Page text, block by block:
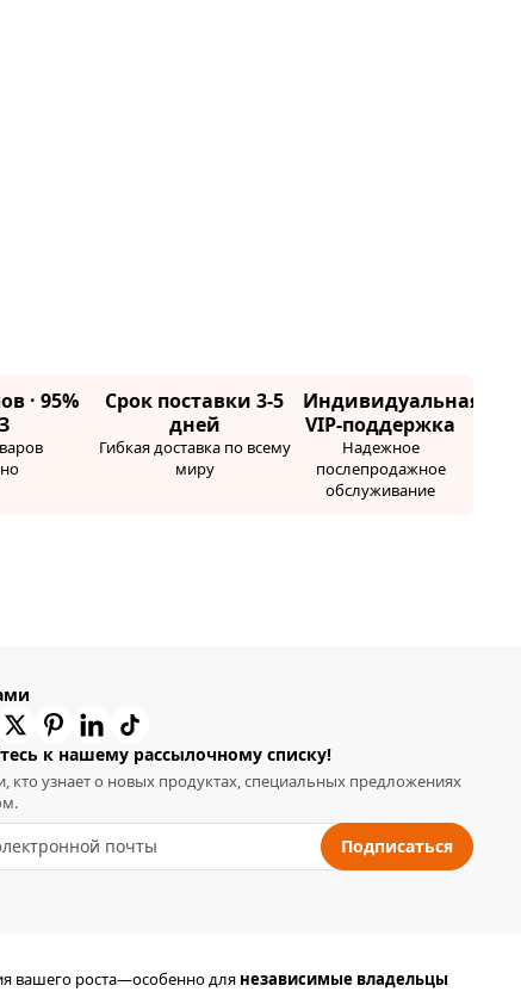
· 95%
Срок поставки 3-5
дней
Гибкая доставка по всему
миру
Индивидуальная
VIP-поддержка
Надежное
послепродажное
обслуживание
к нашему рассылочному списку!
кто узнает о новых продуктах, специальных предложениях
Подписаться
вашего роста—особенно для независимые владельцы